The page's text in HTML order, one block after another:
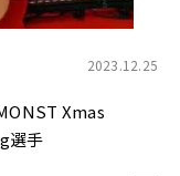
2023.12.25
Xmas
選手